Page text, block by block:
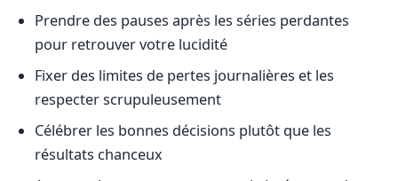
Prendre des pauses après les séries perdantes
pour retrouver votre lucidité
Fixer des limites de pertes journalières et les
respecter scrupuleusement
Célébrer les bonnes décisions plutôt que les
résultats chanceux